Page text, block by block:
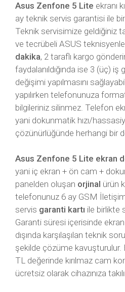
Asus Zenfone 5 Lite ekranı
ay teknik servis garantisi ile
Teknik servisimize geldiğiniz
ve tecrübeli ASUS
dakika, 2 taraflı kargo
faydalanıldığında ise 3 (üç)
değişimi yapılmasını
yapılırken telefonunuza format
bilgileriniz silinmez. Telefon
yani dokunmatik hızı/
çözünürlüğünde herhangi bir
Asus Zenfone 5 Lite ekran
yani iç ekran + ön cam +
panelden oluşan orjinal ürün
telefonunuz 6 ay GSM
servis garanti kartı ile birlikte
Garanti süresi içerisinde ekran
dışında karşılaşılan teknik
şekilde çözüme kavuşturulur.
TL değerinde kırılmaz cam
ücretsiz olarak cihazınıza